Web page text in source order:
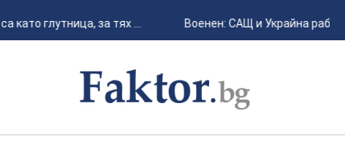
глутница, за тях ... Военен: САЩ и Украйна